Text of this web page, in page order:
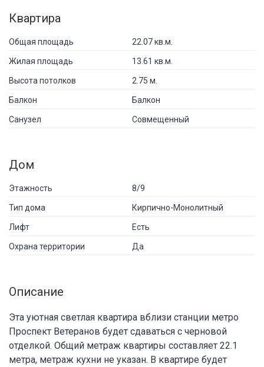
Квартира
Общая площадь 22.07 кв.м.
Жилая площадь 13.61 кв.м.
Высота потолков 2.75 м.
Балкон Балкон
Санузел Совмещенный
Дом
Этажность 8/9
Тип дома Кирпично-Монолитный
Лифт Есть
Охрана территории Да
Описание
Эта уютная светлая квартира вблизи станции метро
Проспект Ветеранов будет сдаваться с черновой
отделкой. Общий метраж квартиры составляет 22.1
метра, метраж кухни не указан. В квартире будет